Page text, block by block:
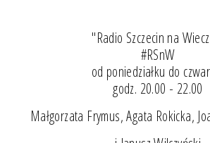
"Radio Szczecin na
#RSnW
od poniedziałku do
godz. 20.00 - 22.00
Małgorzata Frymus, Agata Rokicka,